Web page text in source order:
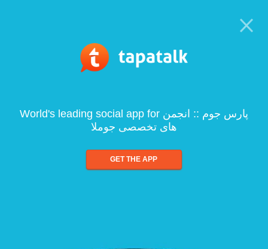
World's leading social app for پارس جوم :: انجمن
های تخصصی جوملا
GET THE APP